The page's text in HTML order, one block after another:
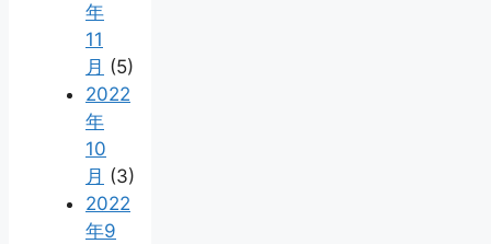
年
11
月 (5)
2022
年
10
月 (3)
2022
年9